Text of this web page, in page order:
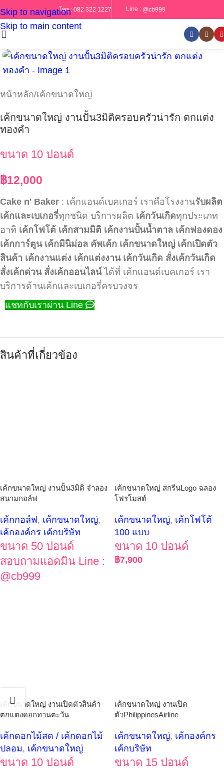
Skip to navigation
Skip to main content
โทร : 082 322 1227 Line : @cb999
หน้าหลัก/เค้กขนาดใหญ่
เค้กขนาดใหญ่ งานปั้น3มิติครอบครัวน่ารัก ตกแต่ง
ทองคำ
ขนาด 10 ปอนด์
฿12,000
Cake n' Baker : เค้กแอนด์เบคเกอร์ เราคือโรงงานรับผลิต
เค้กและเบเกอรี่ทุกชนิด บริการผลิต เค้กวันเกิดทุกประเภท
อาทิ เค้กโฟโต้ เค้กสามมิติ เค้กงานปั้นน้ำตาล เค้กฟองดอง
เค้กการ์ตูน เค้กมินิม่อล คัพเค้ก เค้กขนาดใหญ่ เค้กเปิดตัว
สินค้า เค้กงานแต่ง เค้กแต่งงาน เค้กวันเกิด สั่งเค้กวันเกิด
สั่งเค้กด่วน สั่งเค้กออนไลน์ได้ที่ เค้กแอนด์เบคเกอร์ เรา
บริการด้านเค้กและเบเกอรี่ครบวงจร
แชทกับเราผ่าน Line
สินค้าที่เกี่ยวข้อง
เค้กขนาดใหญ่ งานปั้น3มิติ จำลอง
สนามกอล์ฟ
เค้กกอล์ฟ , เค้กขนาดใหญ่,
เค้กองค์กร เค้กบริษัท
ขนาด 50 ปอนด์
สอบถามแอดมิน Line :
@cb999
เค้กขนาดใหญ่ สกรีนLogo ฉลอง
โฟรโมสต์
เค้กขนาดใหญ่, เค้กโฟโต้
100 แบบ
ขนาด 10 ปอนด์
฿7,900
เค้กขนาดใหญ่ งานเปิดตัวสินค้า
ตกแต่งดอกทานตะวัน
เค้กดอกไม้สด / เค้กดอกไม้
ปลอม, เค้กขนาดใหญ่
ขนาด 10 ปอนด์
เค้กขนาดใหญ่ งานเปิด
ตัวPhilippinesAirline
เค้กขนาดใหญ่, เค้กองค์กร
เค้กบริษัท
ขนาด 15 ปอนด์